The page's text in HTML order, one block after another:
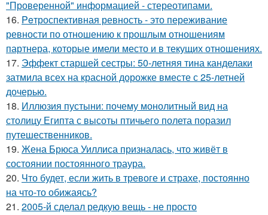
"Проверенной" информацией - стереотипами.
16. Peтроспективная ревность - это переживание
ревности по отношению к прошлым отношениям
партнера, которые имели место и в текущих отношениях.
17. Эффект старшей сестры: 50-летняя тина канделаки
затмила всех на красной дорожке вместе с 25-летней
дочерью.
18. Иллюзия пустыни: почему монолитный вид на
столицу Египта с высоты птичьего полета поразил
путешественников.
19. Жена Брюса Уиллиса призналась, что живёт в
состоянии постоянного траура.
20. Что будет, если жить в тревоге и страхе, постоянно
на что-то обижаясь?
21. 2005-й сделал редкую вещь - не просто